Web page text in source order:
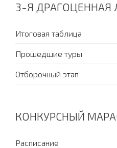
3-Я ДРАГОЦЕННАЯ
Итоговая таблица
Прошедшие туры
Отборочный этап
КОНКУРСНЫЙ
Расписание